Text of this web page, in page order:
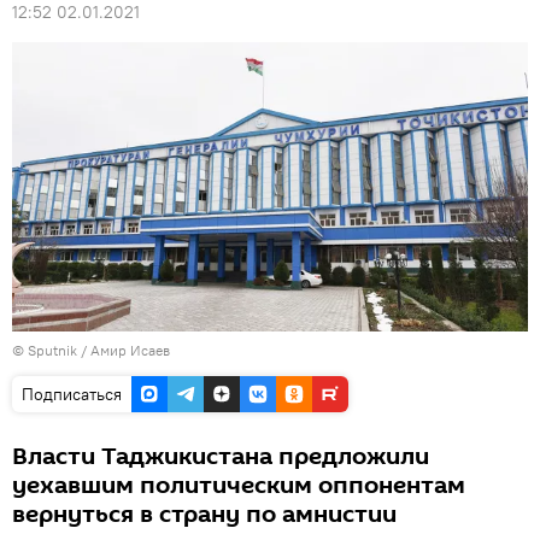
12:52 02.01.2021
© Sputnik / Амир Исаев
Подписаться
Власти Таджикистана предложили
уехавшим политическим оппонентам
вернуться в страну по амнистии